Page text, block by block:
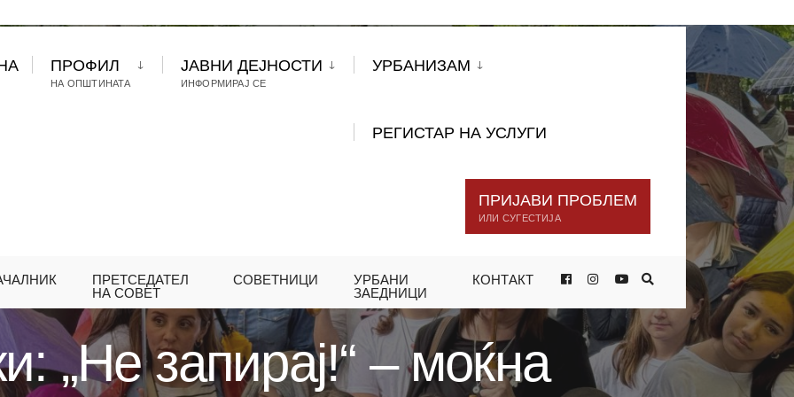
ПРОФИЛ
НА ОПШТИНАТА
ЈАВНИ ДЕЈНОСТИ
ИНФОРМИРАЈ СЕ
УРБАНИЗАМ
РЕГИСТАР НА УСЛУГИ
ПРИЈАВИ ПРОБЛЕМ
ИЛИ СУГЕСТИЈА
ПРЕТСЕДАТЕЛ
НА СОВЕТ
СОВЕТНИЦИ
УРБАНИ
ЗАЕДНИЦИ
КОНТАКТ
„НЕ ЗАПИРАЈ!“ – МОЌНА ПОРАКА ШТО ДЕНЕС ЈА УПАТИЈА УЧЕНИЦИТЕ ОД
„Не запирај!“ – моќна